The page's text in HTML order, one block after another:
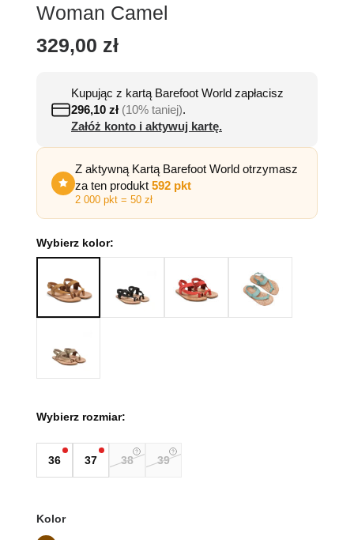
Woman Camel
329,00 zł
Kupując z kartą Barefoot World zapłacisz
296,10 zł (10% taniej).
Załóż konto i aktywuj kartę.
Z aktywną Kartą Barefoot World otrzymasz
za ten produkt 592 pkt
2 000 pkt = 50 zł
Wybierz kolor:
Wybierz rozmiar:
36 37 38 39
Kolor